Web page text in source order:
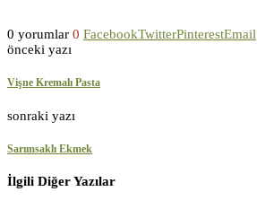
0 yorumlar 0 FacebookTwitterPinterestEmail
önceki yazı
Vişne Kremalı Pasta
sonraki yazı
Sarımsaklı Ekmek
İlgili Diğer Yazılar